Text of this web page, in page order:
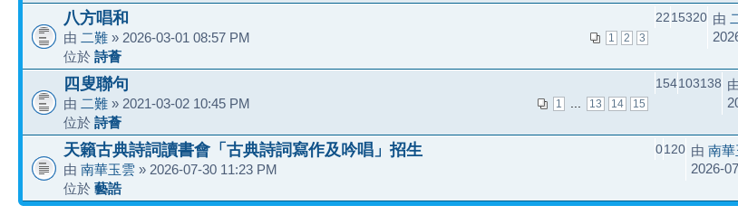
八方唱和
1 2 3
由 二難 » 2026-03-01 08:57 PM
位於 詩薈
2215320 由
四叟聯句
1 13 14 15
由 二難 » 2021-03-02 10:45 PM
位於 詩薈
154103138
天籟古典詩詞讀書會「古典詩詞寫作及吟唱」招生
由 南華玉雲 » 2026-07-30 11:23 PM
位於 藝誥
0120 由 南
2026-